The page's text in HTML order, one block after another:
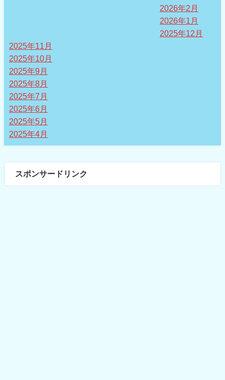
2026年2月
2026年1月
2025年12月
2025年11月
2025年10月
2025年9月
2025年8月
2025年7月
2025年6月
2025年5月
2025年4月
スポンサードリンク